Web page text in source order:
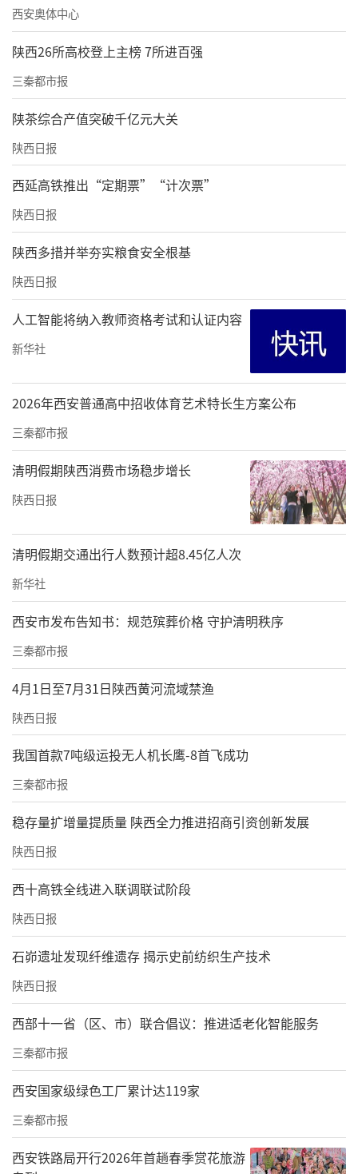
西安奥体中心
陕西26所高校登上主榜 7所进百强
三秦都市报
陕茶综合产值突破千亿元大关
陕西日报
西延高铁推出“定期票”“计次票”
陕西日报
陕西多措并举夯实粮食安全根基
陕西日报
人工智能将纳入教师资格考试和认证内容
新华社
2026年西安普通高中招收体育艺术特长生方案公布
三秦都市报
清明假期陕西消费市场稳步增长
陕西日报
清明假期交通出行人数预计超8.45亿人次
新华社
西安市发布告知书：规范殡葬价格 守护清明秩序
三秦都市报
4月1日至7月31日陕西黄河流域禁渔
陕西日报
我国首款7吨级运投无人机长鹰-8首飞成功
三秦都市报
稳存量扩增量提质量 陕西全力推进招商引资创新发展
陕西日报
西十高铁全线进入联调联试阶段
陕西日报
石峁遗址发现纤维遗存 揭示史前纺织生产技术
陕西日报
西部十一省（区、市）联合倡议：推进适老化智能服务
三秦都市报
西安国家级绿色工厂累计达119家
三秦都市报
西安铁路局开行2026年首趟春季赏花旅游